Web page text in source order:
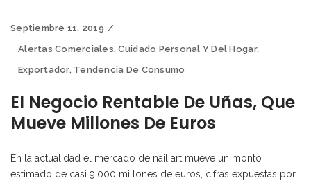
Septiembre 11, 2019
Alertas Comerciales,Cuidado Personal Y Del Hogar,
Exportador, Tendencia De Consumo
El Negocio Rentable De Uñas, Que
Mueve Millones De Euros
En la actualidad el mercado de nail art mueve un monto
estimado de casi 9.000 millones de euros, cifras expuestas por